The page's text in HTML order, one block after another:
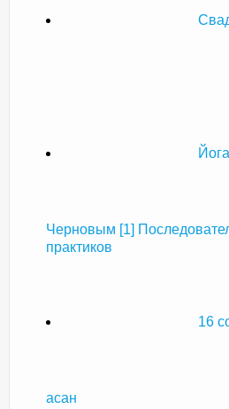
Черновым [1]
практиков
16
асан